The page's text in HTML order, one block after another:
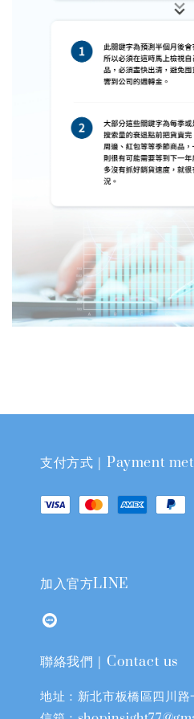
支付方式｜Payment
加入官方LINE
聯絡我們｜Contact us
地址：新北市板橋區四川